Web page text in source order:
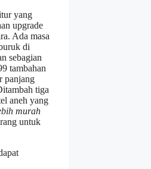
yang
upgrade
Ada masa
di
sebagian
tambahan
panjang
tiga
aneh yang
murah
untuk